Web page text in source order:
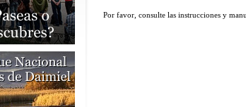
Por favor, consulte las instrucciones y